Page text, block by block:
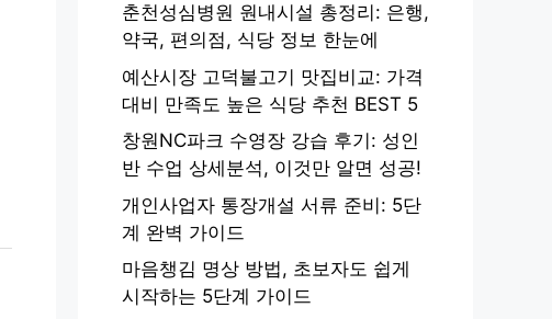
춘천성심병원 원내시설 총정리: 은행,
약국, 편의점, 식당 정보 한눈에
예산시장 고덕불고기 맛집비교: 가격
대비 만족도 높은 식당 추천 BEST 5
창원NC파크 수영장 강습 후기: 성인
반 수업 상세분석, 이것만 알면 성공!
개인사업자 통장개설 서류 준비: 5단
계 완벽 가이드
마음챙김 명상 방법, 초보자도 쉽게
시작하는 5단계 가이드